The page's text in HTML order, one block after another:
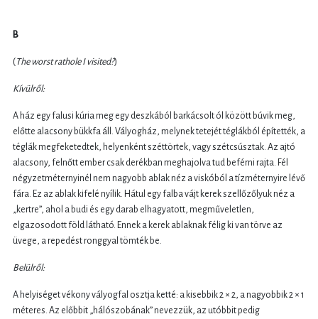
B
(The worst rathole I visited?)
Kívülről:
A ház egy falusi kúria meg egy deszkából barkácsolt ól között búvik meg,
előtte alacsony bükkfa áll. Vályogház, melynek tetejét téglákból építették, a
téglák megfeketedtek, helyenként széttörtek, vagy szétcsúsztak. Az ajtó
alacsony, felnőtt ember csak derékban meghajolva tud beférni rajta. Fél
négyzetméternyinél nem nagyobb ablak néz a viskóból a tízméternyire lévő
fára. Ez az ablak kifelé nyílik. Hátul egy falba vájt kerek szellőzőlyuk néz a
„kertre”, ahol a budi és egy darab elhagyatott, megműveletlen,
elgazosodott föld látható. Ennek a kerek ablaknak félig ki van törve az
üvege, a repedést ronggyal tömték be.
Belülről:
A helyiséget vékony vályogfal osztja ketté: a kisebbik 2 × 2, a nagyobbik 2 × 1
méteres. Az előbbit „hálószobának” nevezzük, az utóbbit pedig